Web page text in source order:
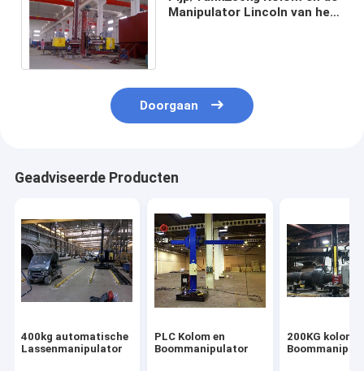
Manipulator Lincoln van het
Doorgaan
Geadviseerde Producten
400kg automatische
Lassenmanipulator
PLC Kolom en
Boommanipulator
200KG kolom